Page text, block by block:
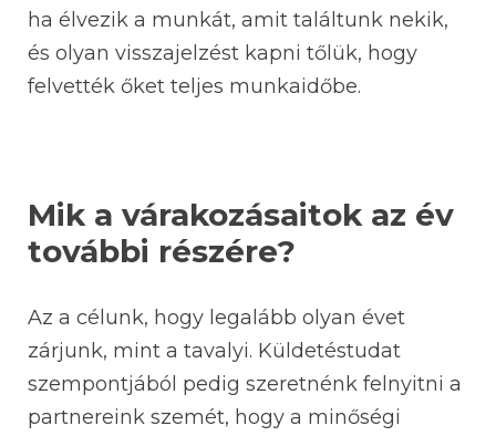
ha élvezik a munkát, amit találtunk nekik,
és olyan visszajelzést kapni tőlük, hogy
felvették őket teljes munkaidőbe.
Mik a várakozásaitok az év
további részére?
Az a célunk, hogy legalább olyan évet
zárjunk, mint a tavalyi. Küldetéstudat
szempontjából pedig szeretnénk felnyitni a
partnereink szemét, hogy a minőségi